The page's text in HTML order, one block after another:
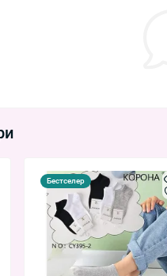
Бестселер